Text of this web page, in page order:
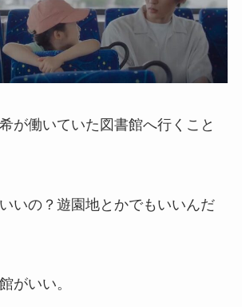
が働いていた図書館へ行くこと
いの？遊園地とかでもいいんだ
がいい。